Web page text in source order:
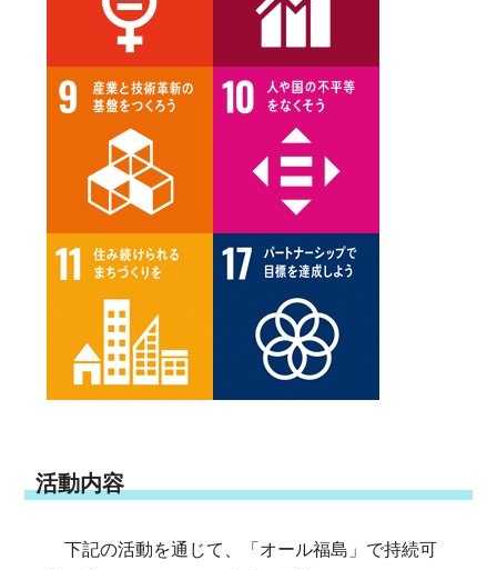
活動内容
下記の活動を通じて、「オール福島」で持続可